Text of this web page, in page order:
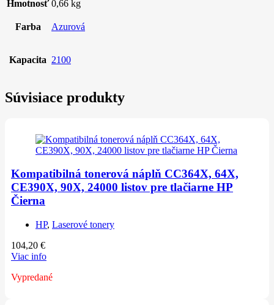
Hmotnosť 0,66 kg
Farba Azurová
Kapacita 2100
Súvisiace produkty
Kompatibilná tonerová náplň CC364X, 64X,
CE390X, 90X, 24000 listov pre tlačiarne HP
Čierna
HP, Laserové tonery
104,20 €
Viac info
Vypredané